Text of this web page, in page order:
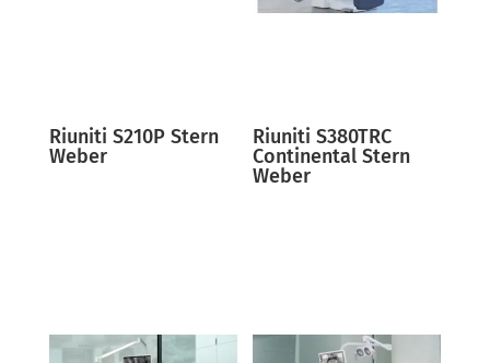
Riuniti S210P Stern
Weber
Riuniti S380TRC
Continental Stern
Weber